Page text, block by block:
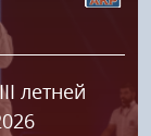
летней